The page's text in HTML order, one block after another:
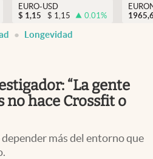
USA
EURO-USD
$ 1,15 $ 1,15 0.01%
Longevidad
“La gente
no hace Crossfit o
más del entorno que